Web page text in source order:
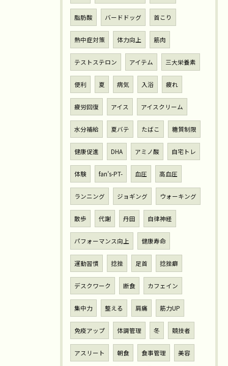
脂肪酸 バードドッグ 首こり
熱中症対策 体力向上 筋肉
テストステロン アイテム 三大栄養素
便利 夏 病気 入浴 疲れ
疲労回復 アイス アイスクリーム
水分補給 夏バテ たばこ 糖質制限
健康促進 DHA アミノ酸 自宅トレ
体験 fan's-PT- 血圧 高血圧
ランニング ジョギング ウォーキング
散歩 代謝 丹田 自律神経
パフォーマンス向上 健康寿命
運動習慣 捻挫 足首 捻挫癖
デスクワーク 断食 カフェイン
集中力 整える 肩痛 筋力UP
免疫アップ 体調管理 冬 競技者
アスリート 朝食 食事管理 美容